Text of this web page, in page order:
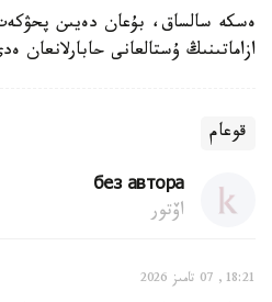
ەسكە سالساق، بۇعان دەيىن پحۋكەت
ازاماتىنىڭ ۇستالعانى حابارلانعان
قوعام
без автора
اۆتور
18:21, 07 تامىز 2026